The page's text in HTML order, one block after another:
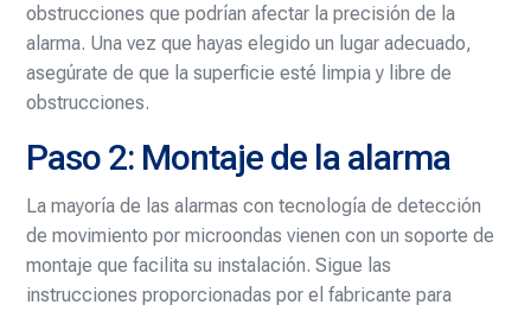
obstrucciones que podrían afectar la precisión de la
alarma. Una vez que hayas elegido un lugar adecuado,
asegúrate de que la superficie esté limpia y libre de
obstrucciones.
Paso 2: Montaje de la alarma
La mayoría de las alarmas con tecnología de detección
de movimiento por microondas vienen con un soporte de
montaje que facilita su instalación. Sigue las
instrucciones proporcionadas por el fabricante para